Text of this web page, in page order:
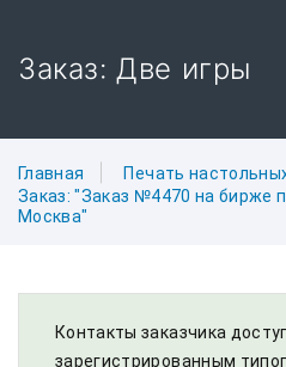
Заказ: Две игры
Главная
Печать
Заказ: "Заказ №4470 на бирже
Москва"
Контакты заказчика
зарегистрированным